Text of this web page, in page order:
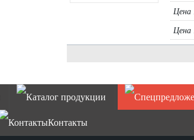
Цена
Цена
Каталог продукции
Контакты